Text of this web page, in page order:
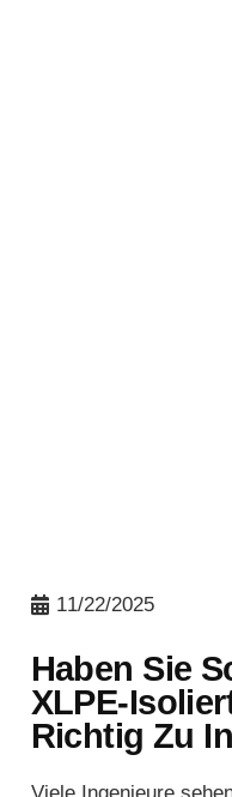
11/22/2025
Haben Sie
XLPE-
Richtig Zu